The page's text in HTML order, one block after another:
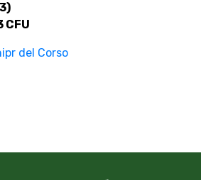
CFU
del Corso